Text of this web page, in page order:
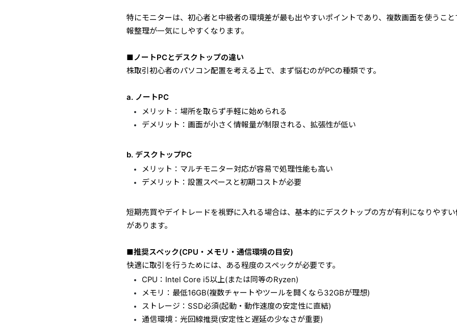
特にモニターは、初心者と中級者の環境差が最も出やすいポイントであり、複数画面を使うこと
報整理が一気にしやすくなります。
■ノートPCとデスクトップの違い
株取引初心者のパソコン配置を考える上で、まず悩むのがPCの種類です。
a. ノートPC
メリット：場所を取らず手軽に始められる
デメリット：画面が小さく情報量が制限される、拡張性が低い
b. デスクトップPC
メリット：マルチモニター対応が容易で処理性能も高い
デメリット：設置スペースと初期コストが必要
短期売買やデイトレードを視野に入れる場合は、基本的にデスクトップの方が有利になりやす
があります。
■推奨スペック(CPU・メモリ・通信環境の目安)
快適に取引を行うためには、ある程度のスペックが必要です。
CPU：Intel Core i5以上(または同等のRyzen)
メモリ：最低16GB(複数チャートやツールを開くなら32GBが理想)
ストレージ：SSD必須(起動・動作速度の安定性に直結)
通信環境：光回線推奨(安定性と遅延の少なさが重要)